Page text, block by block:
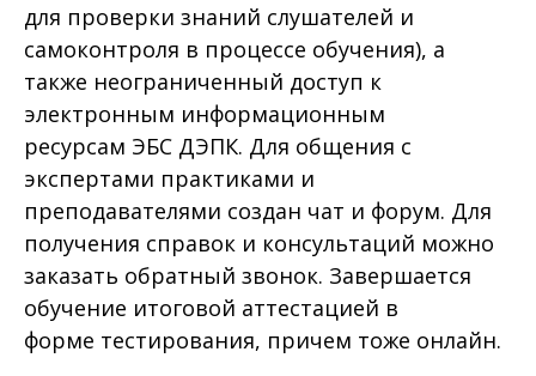
для проверки знаний слушателей и
самоконтроля в процессе обучения), а
также неограниченный доступ к
электронным информационным
ресурсам ЭБС ДЭПК. Для общения с
экспертами практиками и
преподавателями создан чат и форум. Для
получения справок и консультаций можно
заказать обратный звонок. Завершается
обучение итоговой аттестацией в
форме тестирования, причем тоже онлайн.